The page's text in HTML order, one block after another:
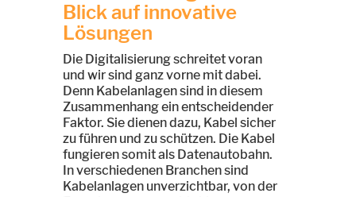
Blick auf innovative
Lösungen
Die Digitalisierung schreitet voran
und wir sind ganz vorne mit dabei.
Denn Kabelanlagen sind in diesem
Zusammenhang ein entscheidender
Faktor. Sie dienen dazu, Kabel sicher
zu führen und zu schützen. Die Kabel
fungieren somit als Datenautobahn.
In verschiedenen Branchen sind
Kabelanlagen unverzichtbar, von der